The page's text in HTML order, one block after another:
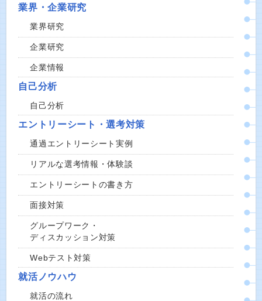
業界・企業研究
業界研究
企業研究
企業情報
自己分析
自己分析
エントリーシート・選考対策
通過エントリーシート実例
リアルな選考情報・体験談
エントリーシートの書き方
面接対策
グループワーク・
ディスカッション対策
Webテスト対策
就活ノウハウ
就活の流れ